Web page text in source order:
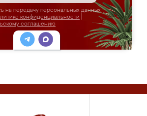
на передачу персональных данных
конфиденциальности
соглашению